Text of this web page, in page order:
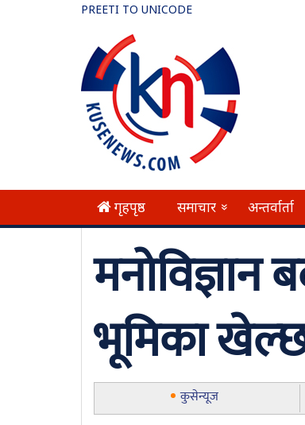
PREETI TO UNICODE
गृहपृष्ठ समाचार » अन्तर्वार्ता
भूमिका खेल्छ
कुसेन्यूज